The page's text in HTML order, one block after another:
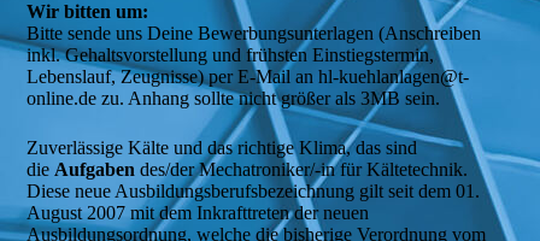
Wir bitten um:
Bitte sende uns Deine Bewerbungsunterlagen (Anschreiben
inkl. Gehaltsvorstellung und frühsten Einstiegstermin,
Lebenslauf, Zeugnisse) per E-Mail an hl-kuehlanlagen@t-
online.de zu. Anhang sollte nicht größer als 3MB sein.
Zuverlässige Kälte und das richtige Klima, das sind
die Aufgaben des/der Mechatroniker/-in für Kältetechnik.
Diese neue Ausbildungsberufsbezeichnung gilt seit dem 01.
August 2007 mit dem Inkrafttreten der neuen
Ausbildungsordnung, welche die bisherige Verordnung vom